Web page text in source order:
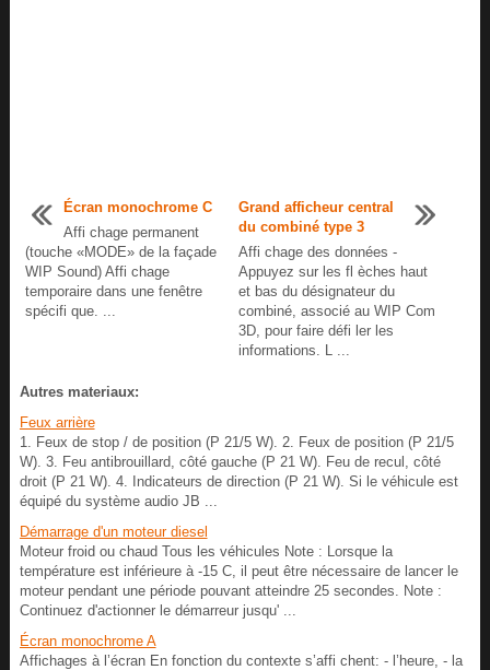
Écran monochrome C
Affi chage permanent
(touche «MODE» de la façade
WIP Sound) Affi chage
temporaire dans une fenêtre
spécifi que. ...
Grand afficheur central
du combiné type 3
Affi chage des données -
Appuyez sur les fl èches haut
et bas du désignateur du
combiné, associé au WIP Com
3D, pour faire défi ler les
informations. L ...
Autres materiaux:
Feux arrière
1. Feux de stop / de position (P 21/5 W). 2. Feux de position (P 21/5
W). 3. Feu antibrouillard, côté gauche (P 21 W). Feu de recul, côté
droit (P 21 W). 4. Indicateurs de direction (P 21 W). Si le véhicule est
équipé du système audio JB ...
Démarrage d'un moteur diesel
Moteur froid ou chaud Tous les véhicules Note : Lorsque la
température est inférieure à -15 C, il peut être nécessaire de lancer le
moteur pendant une période pouvant atteindre 25 secondes. Note :
Continuez d'actionner le démarreur jusqu' ...
Écran monochrome A
Affichages à l’écran En fonction du contexte s’affi chent: - l’heure, - la